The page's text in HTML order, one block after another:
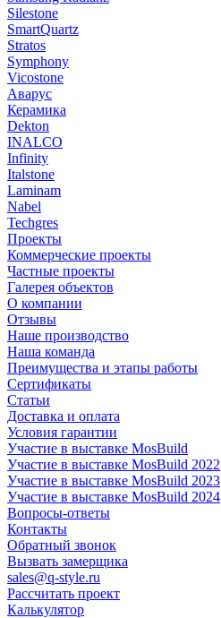
Silestone
SmartQuartz
Stratos
Symphony
Vicostone
Аварус
Керамика
Dekton
INALCO
Infinity
Italstone
Laminam
Nabel
Techgres
Проекты
Коммерческие проекты
Частные проекты
Галерея объектов
О компании
Отзывы
Наше производство
Наша команда
Преимущества и этапы работы
Сертификаты
Статьи
Доставка и оплата
Условия гарантии
Участие в выставке MosBuild
Участие в выставке MosBuild 2022
Участие в выставке MosBuild 2023
Участие в выставке MosBuild 2024
Вопросы-ответы
Контакты
Обратный звонок
Вызвать замерщика
sales@q-style.ru
Рассчитать проект
Калькулятор